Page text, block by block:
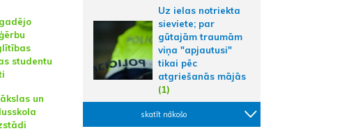
studentu
un
Uz ielas notriekta
sieviete; par
gūtajām traumām
viņa "apjautusi"
tikai pēc
atgriešanās mājās
(1)
skatīt nākošo